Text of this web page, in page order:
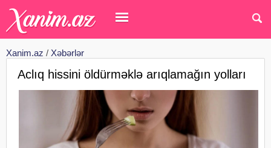
Xanim.az / Xəbərlər
Aclıq hissini öldürməklə arıqlamağın yolları